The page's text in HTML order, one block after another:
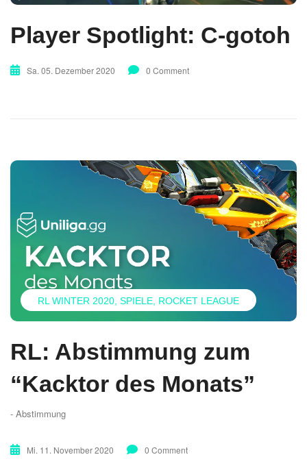
Player Spotlight: C-gotoh
Sa. 05. Dezember 2020 0 Comment
RL WINTER 2020 SPIELE ROCKET LEAGUE
RL: Abstimmung zum
“Kacktor des Monats”
- Abstimmung
Mi. 11. November 2020 0 Comment